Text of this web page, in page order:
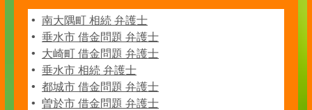
南大隅町 相続 弁護士
垂水市 借金問題 弁護士
大崎町 借金問題 弁護士
垂水市 相続 弁護士
都城市 借金問題 弁護士
曽於市 借金問題 弁護士